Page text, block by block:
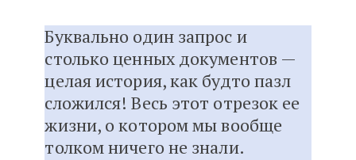
Буквально один запрос и
столько ценных документов —
целая история, как будто пазл
сложился! Весь этот отрезок ее
жизни, о котором мы вообще
толком ничего не знали.